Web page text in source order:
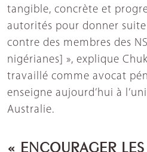
tangible, concrète et
autorités pour donner
contre des membres des
nigérianes] », explique
travaillé comme avocat
enseigne aujourd’hui à
Australie.
« ENCOURAGER